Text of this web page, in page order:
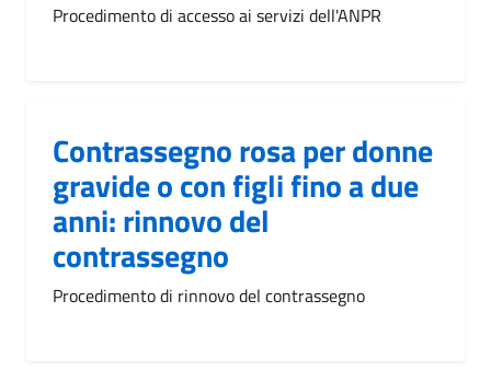
Procedimento di accesso ai servizi dell'ANPR
Contrassegno rosa per donne
gravide o con figli fino a due
anni: rinnovo del
contrassegno
Procedimento di rinnovo del contrassegno